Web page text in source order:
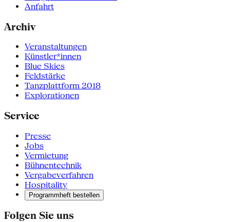
Anfahrt
Archiv
Veranstaltungen
Künstler*innen
Blue Skies
Feldstärke
Tanzplattform 2018
Explorationen
Service
Presse
Jobs
Vermietung
Bühnentechnik
Vergabeverfahren
Hospitality
Programmheft bestellen
Folgen Sie uns